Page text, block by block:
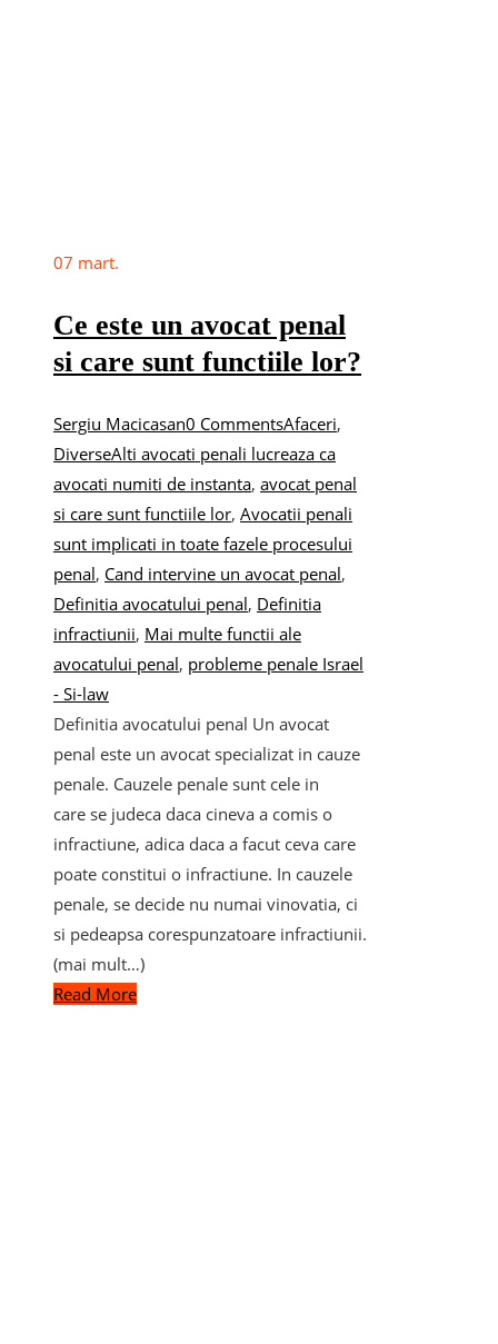
07 mart.
Ce este un avocat penal
si care sunt functiile lor?
Sergiu Macicasan0 CommentsAfaceri,
DiverseAlti avocati penali lucreaza ca
avocati numiti de instanta, avocat penal
si care sunt functiile lor, Avocatii penali
sunt implicati in toate fazele procesului
penal, Cand intervine un avocat penal,
Definitia avocatului penal, Definitia
infractiunii, Mai multe functii ale
avocatului penal, probleme penale Israel
- Si-law
Definitia avocatului penal Un avocat
penal este un avocat specializat in cauze
penale. Cauzele penale sunt cele in
care se judeca daca cineva a comis o
infractiune, adica daca a facut ceva care
poate constitui o infractiune. In cauzele
penale, se decide nu numai vinovatia, ci
si pedeapsa corespunzatoare infractiunii.
(mai mult…)
Read More